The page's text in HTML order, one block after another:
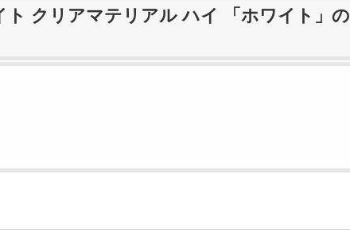
ト クリアマテリアル ハイ 「ホワイト」の